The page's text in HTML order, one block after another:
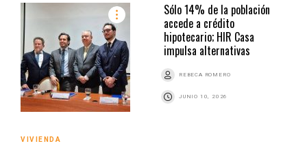
Sólo 14% de la población
accede a crédito
hipotecario; HIR Casa
impulsa alternativas
REBECA ROMERO
JUNIO 10, 2026
VIVIENDA